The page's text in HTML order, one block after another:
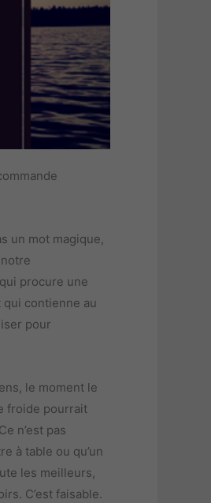
un mot magique,
procure une
qui contienne au
pour
le moment le
froide pourrait
n’est pas
à table ou qu’un
les meilleurs,
C’est faisable.